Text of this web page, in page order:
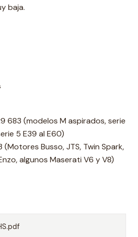
baja.
683 (modelos M aspirados, serie
5 E39 al E60)
Busso, JTS, Twin Spark,
algunos Maserati V6 y V8)